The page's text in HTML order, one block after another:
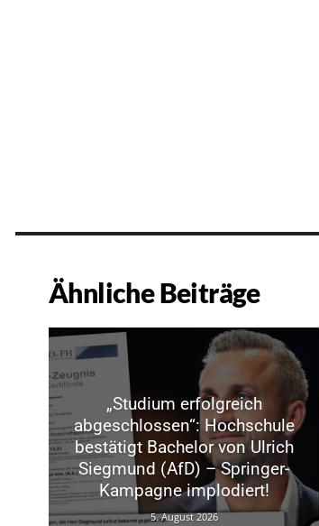
Ähnliche Beiträge
„Studium erfolgreich
abgeschlossen“: Hochschule
bestätigt Bachelor von Ulrich
Siegmund (AfD) – Springer-
Kampagne implodiert!
5. August 2026